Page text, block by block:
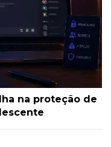
na proteção de